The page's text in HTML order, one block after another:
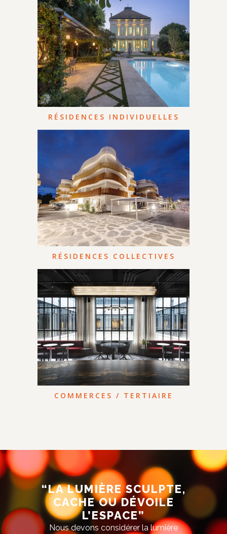
RÉSIDENCES INDIVIDUELLES
RÉSIDENCES COLLECTIVES
COMMERCES / TERTIAIRE
“LA LUMIÈRE SCULPTE,
CACHE OU DÉVOILE
L’ESPACE”
Nous devons considérer la lumière